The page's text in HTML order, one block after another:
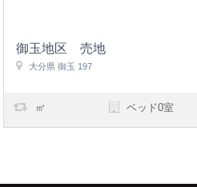
御玉地区 売地
大分県 御玉 197
㎡ ベッド0室